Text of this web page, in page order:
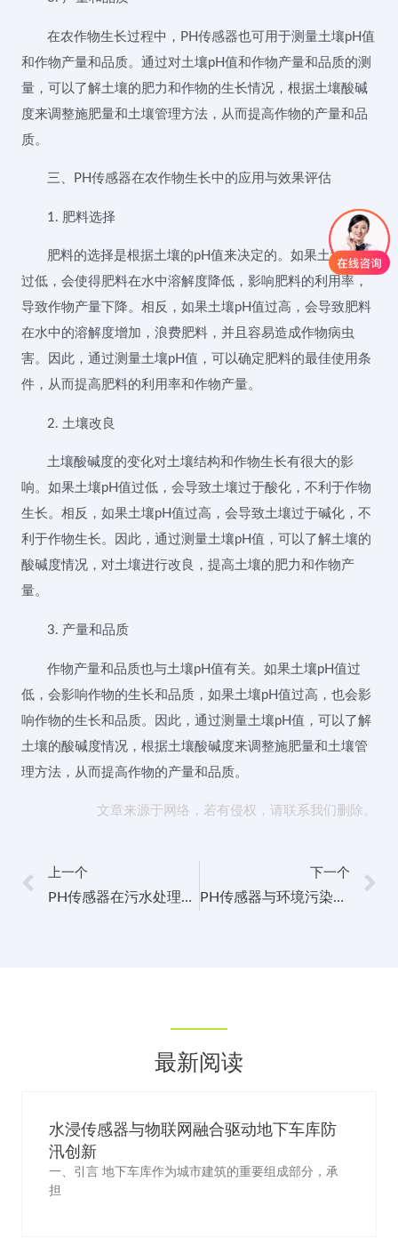
在农作物生长过程中，PH传感器也可用于测量土壤pH值
和作物产量和品质。通过对土壤pH值和作物产量和品质的测
量，可以了解土壤的肥力和作物的生长情况，根据土壤酸碱
度来调整施肥量和土壤管理方法，从而提高作物的产量和品
质。
三、PH传感器在农作物生长中的应用与效果评估
1. 肥料选择
肥料的选择是根据土壤的pH值来决定的。如果土壤pH值
过低，会使得肥料在水中溶解度降低，影响肥料的利用率，
导致作物产量下降。相反，如果土壤pH值过高，会导致肥料
在水中的溶解度增加，浪费肥料，并且容易造成作物病虫
害。因此，通过测量土壤pH值，可以确定肥料的最佳使用条
件，从而提高肥料的利用率和作物产量。
2. 土壤改良
土壤酸碱度的变化对土壤结构和作物生长有很大的影
响。如果土壤pH值过低，会导致土壤过于酸化，不利于作物
生长。相反，如果土壤pH值过高，会导致土壤过于碱化，不
利于作物生长。因此，通过测量土壤pH值，可以了解土壤的
酸碱度情况，对土壤进行改良，提高土壤的肥力和作物产
量。
3. 产量和品质
作物产量和品质也与土壤pH值有关。如果土壤pH值过
低，会影响作物的生长和品质，如果土壤pH值过高，也会影
响作物的生长和品质。因此，通过测量土壤pH值，可以了解
土壤的酸碱度情况，根据土壤酸碱度来调整施肥量和土壤管
理方法，从而提高作物的产量和品质。
文章来源于网络，若有侵权，请联系我们删除。
上一个
PH传感器在污水处理与废水处理中的支持与优势
下一个
PH传感器与环境污染监测网络的集成与应用案例
最新阅读
水浸传感器与物联网融合驱动地下车库防
汛创新
一、引言 地下车库作为城市建筑的重要组成部分，承
担